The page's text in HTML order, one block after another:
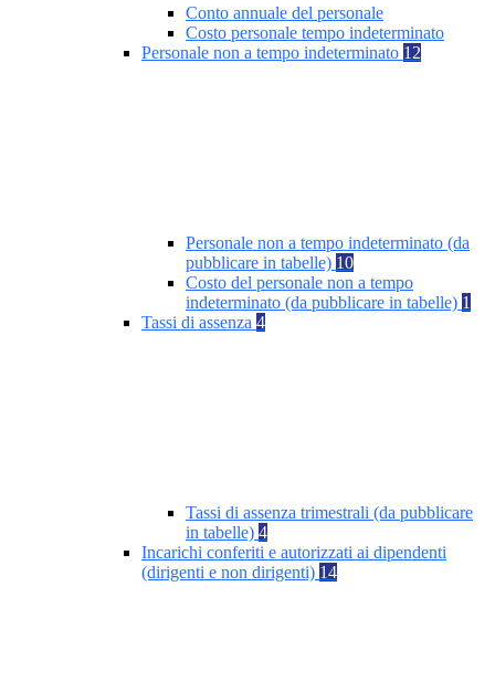
Conto annuale del personale
Costo personale tempo indeterminato
Personale non a tempo indeterminato 12
Personale non a tempo indeterminato (da
pubblicare in tabelle) 10
Costo del personale non a tempo
indeterminato (da pubblicare in tabelle) 1
Tassi di assenza 4
Tassi di assenza trimestrali (da pubblicare
in tabelle) 4
Incarichi conferiti e autorizzati ai dipendenti
(dirigenti e non dirigenti) 14